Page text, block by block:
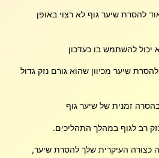
להסרת שיער גוף לא רצוי באופן
להשתמש בו כעדכון
שיער מכיוון שהוא גורם נזק גדול
זמנית של שיער גוף
רב לגוף במהלך התהליכים.
העיקרית שלך להסרת שיער,